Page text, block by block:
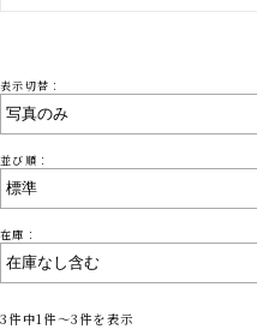
表示切替：
並び順：
在庫：
3件中1件～3件を表示